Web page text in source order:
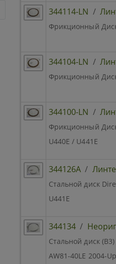
344114-LN /
Фрикционный
344104-LN /
Фрикционный
344100-LN /
Фрикционный
U440E / U441E
344126A /
Стальной диск
U441E
344134 /
Стальной диск
AW81-40LE 2004-